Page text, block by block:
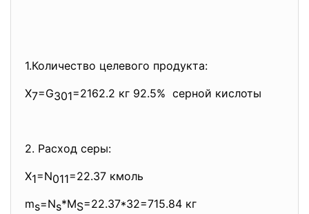
1.Количество целевого продукта:
X7=G301=2162.2 кг 92.5% серной кислоты
2. Расход серы:
X1=N011=22.37 кмоль
ms=Ns*MS=22.37*32=715.84 кг